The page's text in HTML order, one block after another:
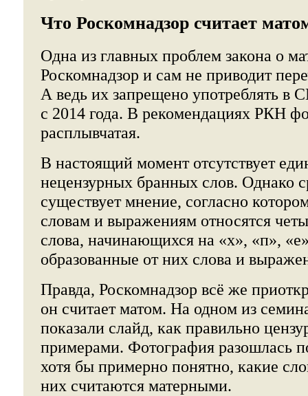
Что Роскомнадзор считает
Одна из главных проблем закона о
Роскомнадзор и сам не приводит
А ведь их запрещено употреблять
с 2014 года. В рекомендациях РКН
расплывчатая.
В настоящий момент отсутствует
нецензурных бранных слов. Однако
существует мнение, согласно
словам и выражениям относятся
слова, начинающихся на «х», «п»,
образованные от них слова и
Правда, Роскомнадзор всё же
он считает матом. На одном из
показали слайд, как правильно
примерами. Фотография разошлась
хотя бы примерно понятно, какие
них считаются матерными.